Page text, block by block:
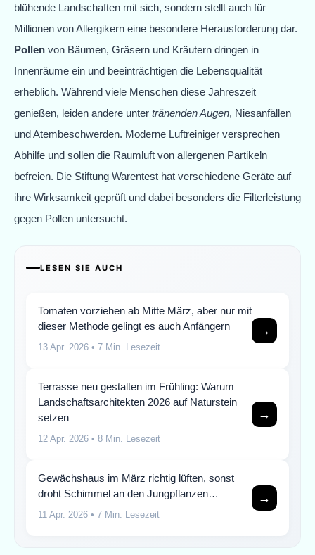
blühende Landschaften mit sich, sondern stellt auch für
Millionen von Allergikern eine besondere Herausforderung dar.
Pollen von Bäumen, Gräsern und Kräutern dringen in
Innenräume ein und beeinträchtigen die Lebensqualität
erheblich. Während viele Menschen diese Jahreszeit
genießen, leiden andere unter tränenden Augen, Niesanfällen
und Atembeschwerden. Moderne Luftreiniger versprechen
Abhilfe und sollen die Raumluft von allergenen Partikeln
befreien. Die Stiftung Warentest hat verschiedene Geräte auf
ihre Wirksamkeit geprüft und dabei besonders die Filterleistung
gegen Pollen untersucht.
LESEN SIE AUCH
Tomaten vorziehen ab Mitte März, aber nur mit
dieser Methode gelingt es auch Anfängern
13 Apr. 2026 • 7 Min. Lesezeit
→
Terrasse neu gestalten im Frühling: Warum
Landschaftsarchitekten 2026 auf Naturstein
setzen
12 Apr. 2026 • 8 Min. Lesezeit
→
Gewächshaus im März richtig lüften, sonst
droht Schimmel an den Jungpflanzen…
11 Apr. 2026 • 7 Min. Lesezeit
→